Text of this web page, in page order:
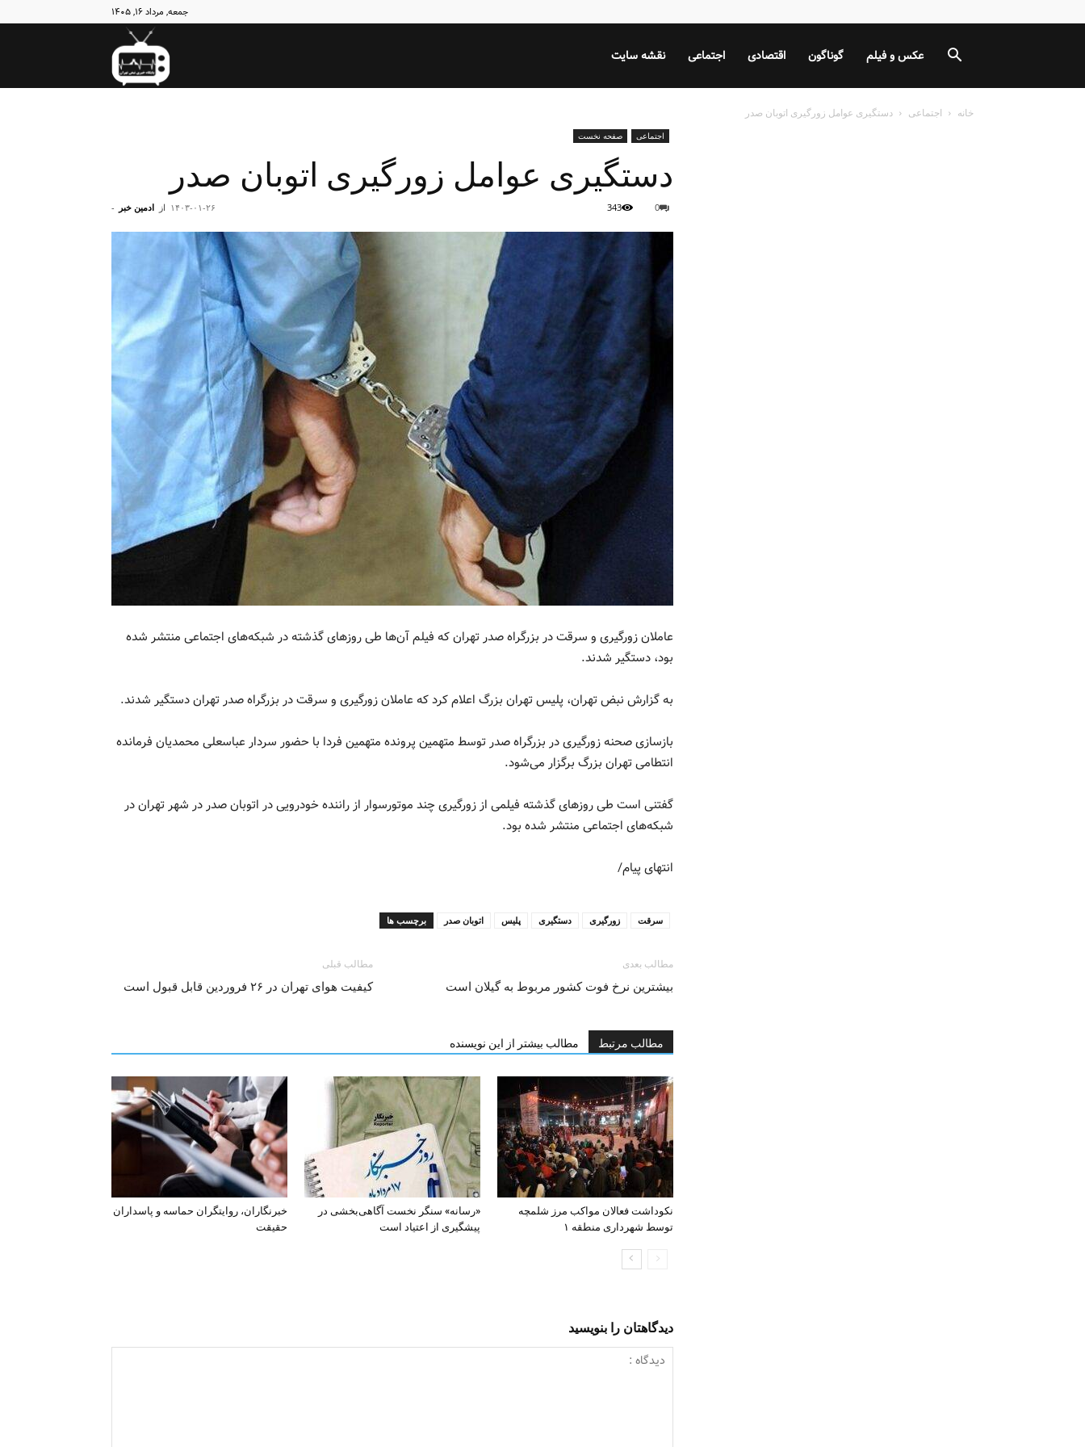
جمعه, مرداد ۱۶, ۱۴۰۵
نبض نقشه سایت اجتماعی اقتصادی گوناگون عکس و فیلم
خانه اجتماعی دستگیری عوامل زورگیری اتوبان صدر
اجتماعی صفحه نخست
دستگیری عوامل زورگیری اتوبان صدر
از ادمین خبر - ۱۴۰۳-۰۱-۲۶ 0
343
عاملان زورگیری و سرقت در بزرگراه صدر تهران که فیلم آن‌ها طی روزهای گذشته در شبکه‌های اجتماعی منتشر شده
بود، دستگیر شدند.
به گزارش نبض تهران، پلیس تهران بزرگ اعلام کرد که عاملان زورگیری و سرقت در بزرگراه صدر تهران دستگیر شدند.
بازسازی صحنه زورگیری در بزرگراه صدر توسط متهمین پرونده متهمین فردا با حضور سردار عباسعلی محمدیان فرمانده
انتطامی تهران بزرگ برگزار می‌شود.
گفتنی است طی روزهای گذشته فیلمی از زورگیری چند موتورسوار از راننده خودرویی در اتوبان صدر در شهر تهران در
شبکه‌های اجتماعی منتشر شده بود.
انتهای پیام/
برچسب ها اتوبان صدر پلیس دستگیری زورگیری سرقت
مطالب قبلی
کیفیت هوای تهران در ۲۶ فروردین قابل قبول است
مطالب بعدی
بیشترین نرخ فوت کشور مربوط به گیلان است
مطالب مرتبط مطالب بیشتر از این نویسنده
خبرنگاران، روایتگران حماسه و پاسداران
حقیقت
«رسانه» سنگر نخست آگاهی‌بخشی در
پیشگیری از اعتیاد است
نکوداشت فعالان مواکب مرز شلمچه
توسط شهرداری منطقه ۱
دیدگاهتان را بنویسید